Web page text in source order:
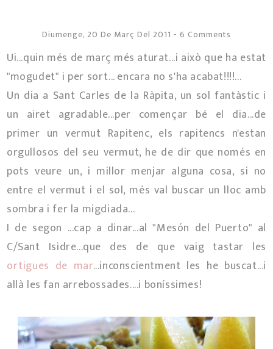
Diumenge, 20 De Març Del 2011 - 6 Comments
Ui...quin més de març més aturat...i això que ha estat
"mogudet" i per sort... encara no s'ha acabat!!!!...
Un dia a Sant Carles de la Ràpita, un sol fantàstic i
un airet agradable...per començar bé el dia...de
primer un vermut Rapitenc, els rapitencs n'estan
orgullosos del seu vermut, he de dir que només en
pots veure un, i millor menjar alguna cosa, si no
entre el vermut i el sol, més val buscar un lloc amb
sombra i fer la migdiada...
I de segon ...cap a dinar...al "Mesón del Puerto" al
C/Sant Isidre...que des de que vaig tastar les
ortigues de mar...inconscientment les he buscat...i
allà les fan arrebossades....i boníssimes!